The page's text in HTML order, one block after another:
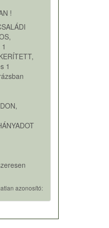
!
1
azonosító: